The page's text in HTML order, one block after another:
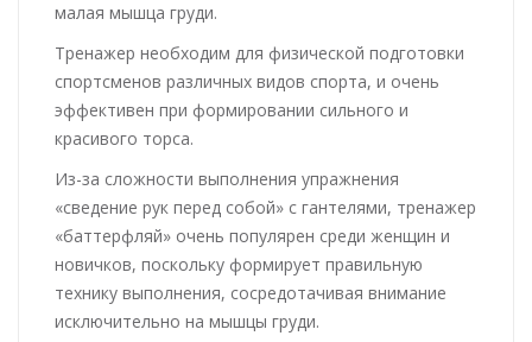
малая мышца груди.
Тренажер необходим для физической подготовки
спортсменов различных видов спорта, и очень
эффективен при формировании сильного и
красивого торса.
Из-за сложности выполнения упражнения
«сведение рук перед собой» с гантелями, тренажер
«баттерфляй» очень популярен среди женщин и
новичков, поскольку формирует правильную
технику выполнения, сосредотачивая внимание
исключительно на мышцы груди.